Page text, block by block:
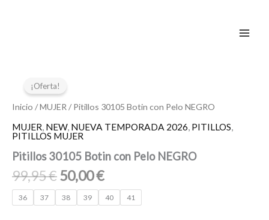
¡Oferta!
Inicio /MUJER / Pitillos 30105 Botin con Pelo NEGRO
MUJER, NEW, NUEVA TEMPORADA 2026, PITILLOS,
PITILLOS MUJER
Pitillos 30105 Botin con Pelo NEGRO
99,95€
original
99,95 €.
50,00€
actual
50,00 €.
36 37 38 39 40 41
30105
Botin
con
NEGRO
cantidad